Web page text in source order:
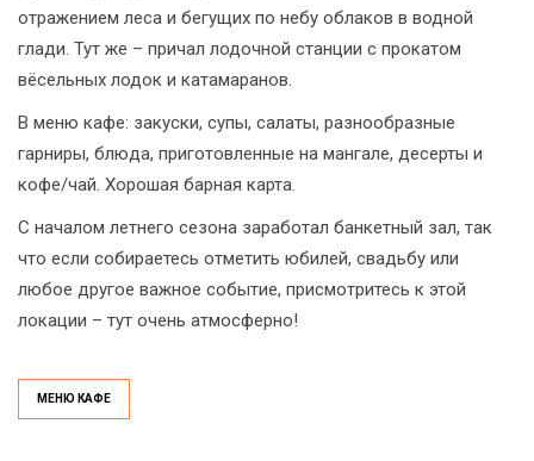
отражением леса и бегущих по небу облаков в водной
глади. Тут же – причал лодочной станции с прокатом
вёсельных лодок и катамаранов.
В меню кафе: закуски, супы, салаты, разнообразные
гарниры, блюда, приготовленные на мангале, десерты и
кофе/чай. Хорошая барная карта.
С началом летнего сезона заработал банкетный зал, так
что если собираетесь отметить юбилей, свадьбу или
любое другое важное событие, присмотритесь к этой
локации – тут очень атмосферно!
МЕНЮ КАФЕ